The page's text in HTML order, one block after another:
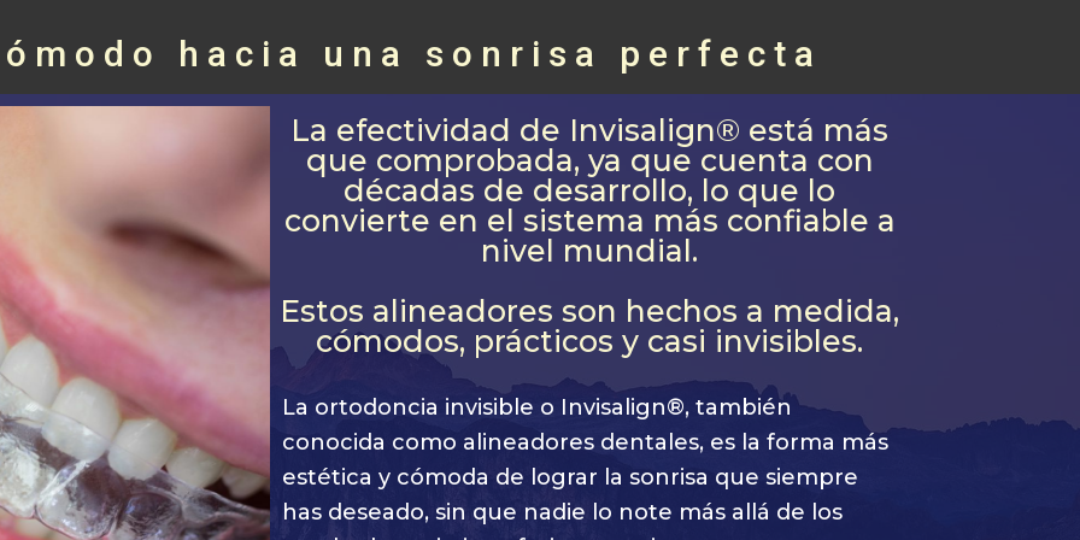
hacia una sonrisa perfecta
La efectividad de Invisalign® está más
que comprobada, ya que cuenta con
décadas de desarrollo, lo que lo
convierte en el sistema más confiable a
nivel mundial.
Estos alineadores son hechos a medida,
cómodos, prácticos y casi invisibles.
La ortodoncia invisible o Invisalign®, también
conocida como alineadores dentales, es la forma más
estética y cómoda de lograr la sonrisa que siempre
has deseado, sin que nadie lo note más allá de los